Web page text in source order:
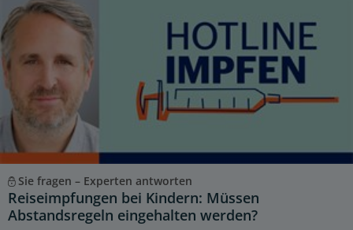
Sie fragen – Experten antworten
Reiseimpfungen bei Kindern: Müssen
Abstandsregeln eingehalten werden?